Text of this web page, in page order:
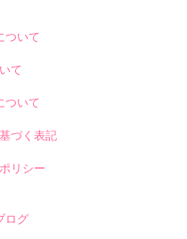
ついて
て
ついて
づく表記
リシー
ログ